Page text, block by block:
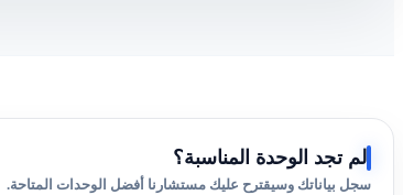
لم تجد الوحدة المناسبة؟
سجل بياناتك وسيقترح عليك مستشارنا أفضل الوحدات المتاحة.